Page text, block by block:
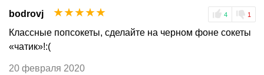
bodrovj 4 1
☆
☆
☆
☆
☆
Классные попсокеты, сделайте на черном фоне сокеты
«чатик»!:(
20 февраля 2020